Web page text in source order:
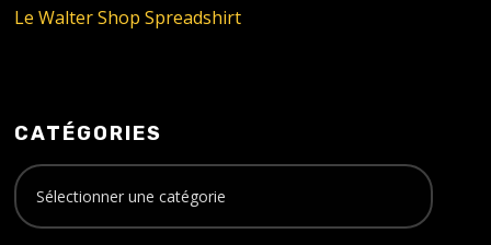
Le Walter Shop Spreadshirt
CATÉGORIES